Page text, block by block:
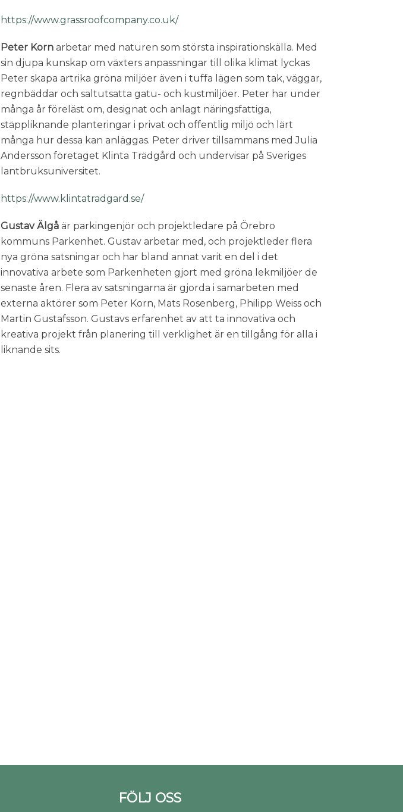
https://www.grassroofcompany.co.uk/
Peter Korn arbetar med naturen som största inspirationskälla. Med
sin djupa kunskap om växters anpassningar till olika klimat lyckas
Peter skapa artrika gröna miljöer även i tuffa lägen som tak, väggar,
regnbäddar och saltutsatta gatu- och kustmiljöer. Peter har under
många år föreläst om, designat och anlagt näringsfattiga,
stäppliknande planteringar i privat och offentlig miljö och lärt
många hur dessa kan anläggas. Peter driver tillsammans med Julia
Andersson företaget Klinta Trädgård och undervisar på Sveriges
lantbruksuniversitet.
https://www.klintatradgard.se/
Gustav Älgå är parkingenjör och projektledare på Örebro
kommuns Parkenhet. Gustav arbetar med, och projektleder flera
nya gröna satsningar och har bland annat varit en del i det
innovativa arbete som Parkenheten gjort med gröna lekmiljöer de
senaste åren. Flera av satsningarna är gjorda i samarbeten med
externa aktörer som Peter Korn, Mats Rosenberg, Philipp Weiss och
Martin Gustafsson. Gustavs erfarenhet av att ta innovativa och
kreativa projekt från planering till verklighet är en tillgång för alla i
liknande sits.
FÖLJ OSS